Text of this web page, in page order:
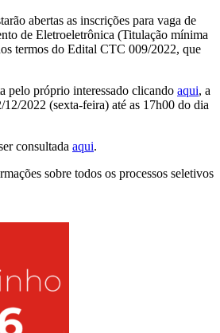
abertas as inscrições para vaga de
de Eletroeletrônica (Titulação mínima
termos do Edital CTC 009/2022, que
pelo próprio interessado clicando aqui, a
2022 (sexta-feira) até as 17h00 do dia
consultada aqui.
sobre todos os processos seletivos